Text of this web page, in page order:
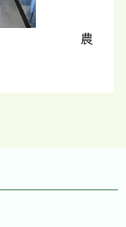
踴躍 農